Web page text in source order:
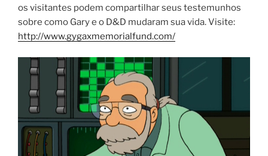
os visitantes podem compartilhar seus testemunhos
sobre como Gary e o D&D mudaram sua vida. Visite:
http://www.gygaxmemorialfund.com/